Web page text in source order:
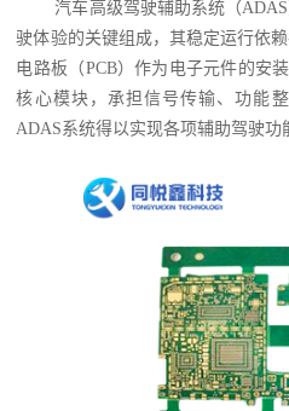
汽车高级驾驶辅助系统（
驶体验的关键组成，其稳定运行依
电路板（PCB）作为电子元件的安
核心模块，承担信号传输、功能
ADAS系统得以实现各项辅助驾驶功